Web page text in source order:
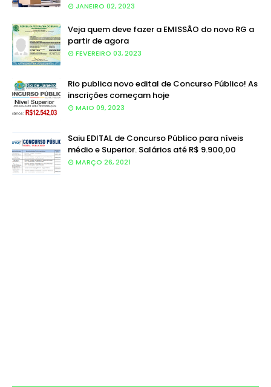
JANEIRO 02, 2023
Veja quem deve fazer a EMISSÃO do novo RG a
partir de agora
FEVEREIRO 03, 2023
Rio publica novo edital de Concurso Público! As
inscrições começam hoje
MAIO 09, 2023
Saiu EDITAL de Concurso Público para níveis
médio e Superior. Salários até R$ 9.900,00
MARÇO 26, 2021